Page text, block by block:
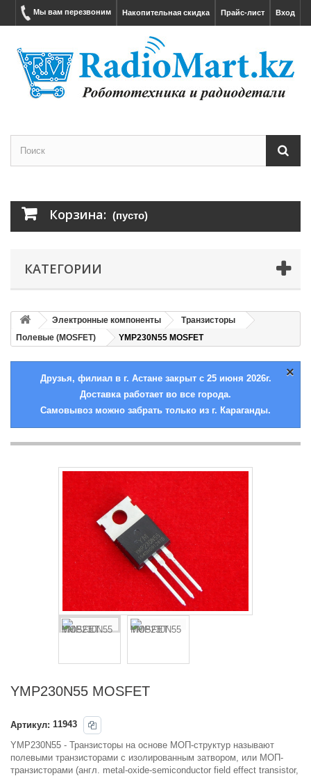
Вход
Прайс-лист
Накопительная скидка
Мы вам перезвоним
Корзина: (пусто)
КАТЕГОРИИ
Электронные компоненты
Транзисторы
Полевые (MOSFET)
YMP230N55 MOSFET
×
Друзья, филиал в г. Астане закрыт с 25 июня 2026г.
Доставка работает во все города.
Самовывоз можно забрать только из г. Караганды.
YMP230N55 MOSFET
Артикул: 11943
YMP230N55 - Транзисторы на основе МОП-структур называют
полевыми транзисторами с изолированным затвором, или МОП-
транзисторами (англ. metal-oxide-semiconductor field effect transistor,